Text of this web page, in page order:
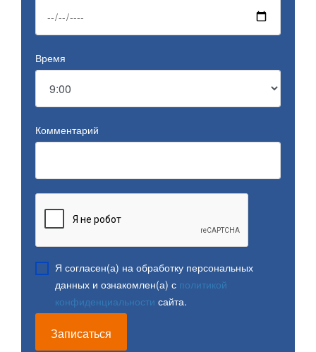
Время
Комментарий
Я согласен(а) на обработку персональных
данных и ознакомлен(а) с политикой
конфиденциальности сайта.
Записаться